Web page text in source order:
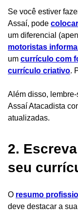
Se você estiver
Assaí, pode
um diferencial
motoristas
um currículo com
currículo criativo.
Além disso,
Assaí Atacadista
atualizadas.
2.
seu
O resumo
deve destacar a